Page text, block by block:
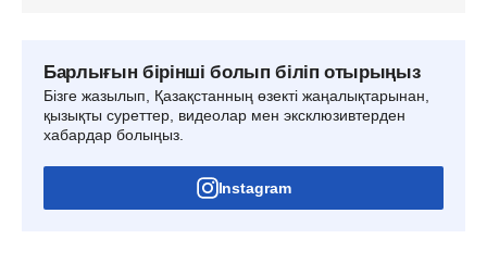
Барлығын бірінші болып біліп отырыңыз
Бізге жазылып, Қазақстанның өзекті жаңалықтарынан,
қызықты суреттер, видеолар мен эксклюзивтерден
хабардар болыңыз.
Instagram